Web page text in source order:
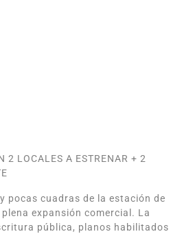
2 LOCALES A ESTRENAR + 2
pocas cuadras de la estación de
expansión comercial. La
pública, planos habilitados